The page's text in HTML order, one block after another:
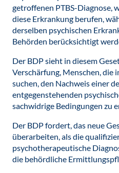
getroffenen PTBS-Diagnose,
diese Erkrankung berufen,
derselben psychischen
Behörden berücksichtigt
Der BDP sieht in diesem
Verschärfung, Menschen, die
suchen, den Nachweis einer
entgegenstehenden
sachwidrige Bedingungen zu
Der BDP fordert, das neue
überarbeiten, als die
psychotherapeutische
die behördliche